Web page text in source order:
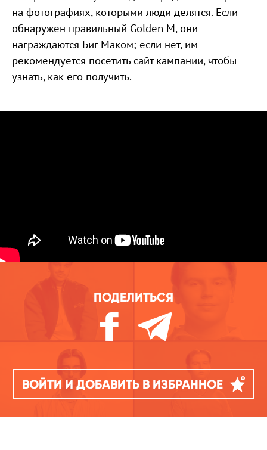
на фотографиях, которыми люди делятся. Если
обнаружен правильный Golden M, они
награждаются Биг Маком; если нет, им
рекомендуется посетить сайт кампании, чтобы
узнать, как его получить.
ПОДЕЛИТЬСЯ
ВОЙТИ И ДОБАВИТЬ В ИЗБРАННОЕ